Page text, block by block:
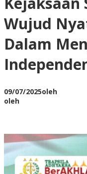
Wujud
Dalam
09/07/2025oleh
oleh